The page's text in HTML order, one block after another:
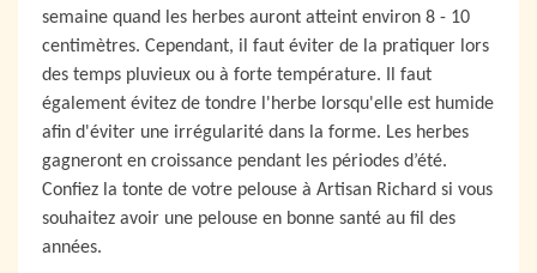
semaine quand les herbes auront atteint environ 8 - 10
centimètres. Cependant, il faut éviter de la pratiquer lors
des temps pluvieux ou à forte température. Il faut
également évitez de tondre l'herbe lorsqu'elle est humide
afin d'éviter une irrégularité dans la forme. Les herbes
gagneront en croissance pendant les périodes d’été.
Confiez la tonte de votre pelouse à Artisan Richard si vous
souhaitez avoir une pelouse en bonne santé au fil des
années.